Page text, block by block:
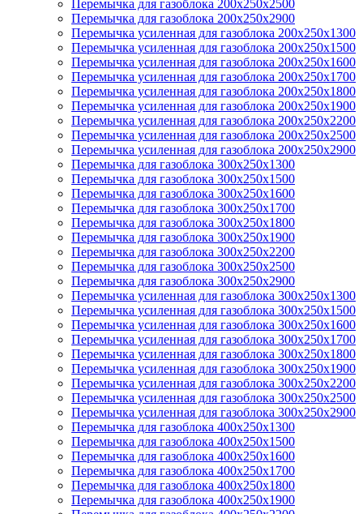
Перемычка для газоблока 200х250х2500
Перемычка для газоблока 200х250х2900
Перемычка усиленная для газоблока 200х250х1300
Перемычка усиленная для газоблока 200х250х1500
Перемычка усиленная для газоблока 200х250х1600
Перемычка усиленная для газоблока 200х250х1700
Перемычка усиленная для газоблока 200х250х1800
Перемычка усиленная для газоблока 200х250х1900
Перемычка усиленная для газоблока 200х250х2200
Перемычка усиленная для газоблока 200х250х2500
Перемычка усиленная для газоблока 200х250х2900
Перемычка для газоблока 300х250х1300
Перемычка для газоблока 300х250х1500
Перемычка для газоблока 300х250х1600
Перемычка для газоблока 300х250х1700
Перемычка для газоблока 300х250х1800
Перемычка для газоблока 300х250х1900
Перемычка для газоблока 300х250х2200
Перемычка для газоблока 300х250х2500
Перемычка для газоблока 300х250х2900
Перемычка усиленная для газоблока 300х250х1300
Перемычка усиленная для газоблока 300х250х1500
Перемычка усиленная для газоблока 300х250х1600
Перемычка усиленная для газоблока 300х250х1700
Перемычка усиленная для газоблока 300х250х1800
Перемычка усиленная для газоблока 300х250х1900
Перемычка усиленная для газоблока 300х250х2200
Перемычка усиленная для газоблока 300х250х2500
Перемычка усиленная для газоблока 300х250х2900
Перемычка для газоблока 400х250х1300
Перемычка для газоблока 400х250х1500
Перемычка для газоблока 400х250х1600
Перемычка для газоблока 400х250х1700
Перемычка для газоблока 400х250х1800
Перемычка для газоблока 400х250х1900